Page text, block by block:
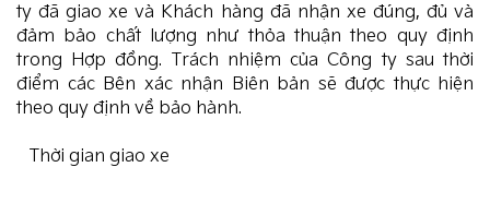
ty đã giao xe và Khách hàng đã nhận xe đúng, đủ và
đảm bảo chất lượng như thỏa thuận theo quy định
trong Hợp đồng. Trách nhiệm của Công ty sau thời
điểm các Bên xác nhận Biên bản sẽ được thực hiện
theo quy định về bảo hành.
Thời gian giao xe